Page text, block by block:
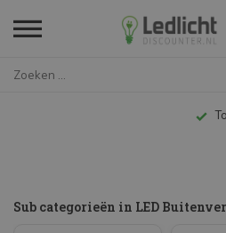
Sub categorieën in LED